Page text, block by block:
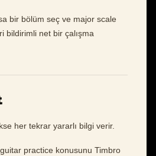
bir bölüm seç ve major scale
bildirimli net bir çalışma
her tekrar yararlı bilgi verir.
practice konusunu Timbro